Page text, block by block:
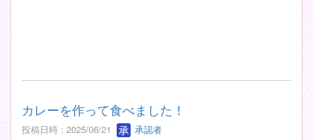
カレーを作って食べました！
投稿日時 : 2025/06/21 承認者